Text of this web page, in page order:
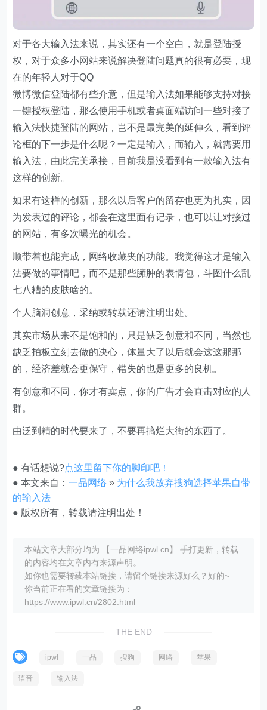
对于各大输入法来说，其实还有一个空白，就是登陆授
权，对于众多小网站来说解决登陆问题真的很有必要，现
在的年轻人对于QQ
微博微信登陆都有些介意，但是输入法如果能够支持对接
一键授权登陆，那么使用手机或者桌面端访问一些对接了
输入法快捷登陆的网站，岂不是最完美的延伸么，看到评
论框的下一步是什么呢？一定是输入，而输入，就需要用
输入法，由此完美承接，目前我是没看到有一款输入法有
这样的创新。
如果有这样的创新，那么以后客户的留存也更为扎实，因
为发表过的评论，都会在这里面有记录，也可以让对接过
的网站，有多次曝光的机会。
顺带着也能完成，网络收藏夹的功能。我觉得这才是输入
法要做的事情吧，而不是那些臃肿的表情包，斗图什么乱
七八糟的皮肤啥的。
个人脑洞创意，采纳或转载还请注明出处。
其实市场从来不是饱和的，只是缺乏创意和不同，当然也
缺乏拍板立刻去做的决心，体量大了以后就会这这那那
的，经济差就会更保守，错失的也是更多的良机。
有创意和不同，你才有卖点，你的广告才会直击对应的人
群。
由泛到精的时代要来了，不要再搞烂大街的东西了。
● 有话想说?点这里留下你的脚印吧！
● 本文来自：一品网络 » 为什么我放弃搜狗选择苹果自带
的输入法
● 版权所有，转载请注明出处！
本站文章大部分均为 【一品网络ipwl.cn】 手打更新，转载
的内容均在文章内有来源声明。
如你也需要转载本站链接，请留个链接来源好么？好的~
你当前正在看的文章链接为：
https://www.ipwl.cn/2802.html
THE END
ipwl 一品 搜狗 网络 苹果
语音 输入法